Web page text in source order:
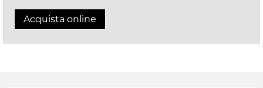
Acquista online